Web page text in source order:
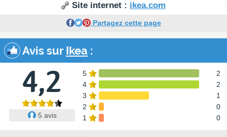
Site internet : ikea.com
Partagez cette page
Avis surIkea :
4,2
5 avis
5
2
4
2
3
1
2
0
1
0